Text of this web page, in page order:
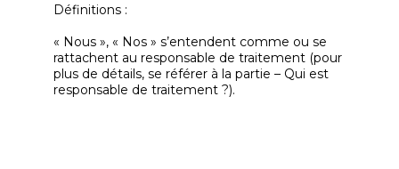
Définitions :
« Nous », « Nos » s’entendent comme ou se
rattachent au responsable de traitement (pour
plus de détails, se référer à la partie – Qui est
responsable de traitement ?).